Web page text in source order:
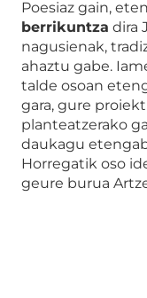
Poesiaz gain,
berrikuntza dira
nagusienak,
ahaztu gabe.
talde osoan
gara, gure
planteatzerako
daukagu
Horregatik oso
geure burua